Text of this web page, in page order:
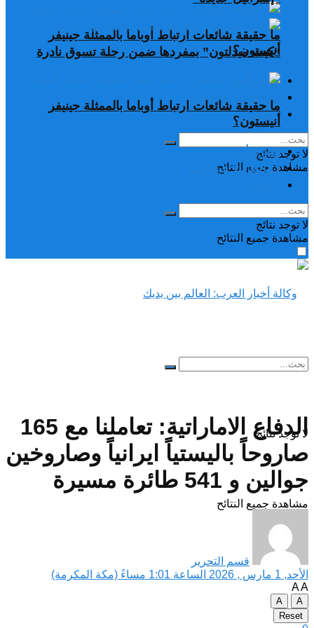
ما حقيقة شائعات ارتباط أوباما بالممثلة جينيفر
أنيستون؟
تغريدات
دراسات وبحوث
رياضة
لا توجد نتائج
مشاهدة جميع النتائح
“كيت ميدلتون” بمفردها ضمن رحلة تسوق نادرة
ما حقيقة شائعات ارتباط أوباما بالممثلة جينيفر
أنيستون؟
تغريدات
دراسات وبحوث
لا توجد نتائج
مشاهدة جميع النتائح
لا توجد نتائج
مشاهدة جميع النتائح
الدفاع الاماراتية: تعاملنا مع 165
صاروحاً باليستياً ايرانياً وصاروخين
جوالين و 541 طائرة مسيرة
قسم التحرير
الأحد, 1 مارس , 2026 الساعة 1:01 مساءً (مكة المكرمة)
AA
A
A
Reset